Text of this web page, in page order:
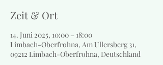
Zeit & Ort
14. Juni 2025, 10:00 – 18:00
Limbach-Oberfrohna, Am Ullersberg 31,
09212 Limbach-Oberfrohna, Deutschland